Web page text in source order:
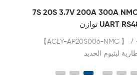
6S-21S 3.2V 100A 200A برنامج Lifepo4 Smart
BMS مع UART
تم تصميم ACEY-AP21S001 خصيصًا لـ 6 ~ 21 سلسلة من